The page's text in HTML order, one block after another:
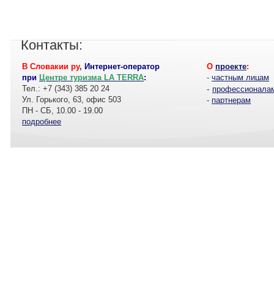
Контакты:
В Словакии ру, Интернет-оператор
при Центре туризма LA TERRA:
Тел.: +7 (343) 385 20 24
Ул. Горького, 63, офис 503
ПН - СБ, 10.00 - 19.00
подробнее
О проекте:
- частным лицам
-
- партнерам